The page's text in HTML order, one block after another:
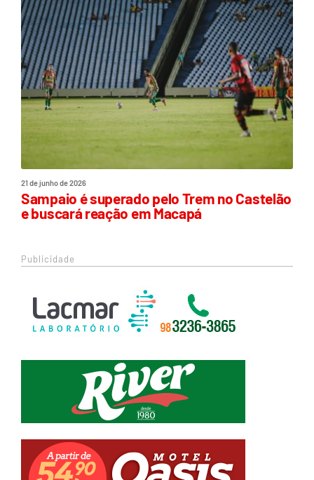
21 de junho de 2026
Sampaio é superado pelo Trem no Castelão
e buscará reação em Macapá
Publicidade